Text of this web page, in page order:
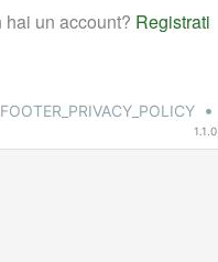
FOOTER_PRIVACY_POLICY •
1.1.0